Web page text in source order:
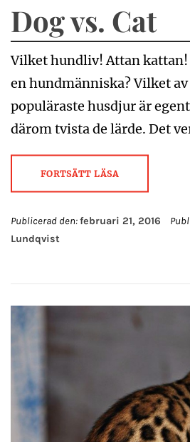
Dog vs. Cat
Vilket hundliv! Attan kattan!
en hundmänniska? Vilket
populäraste husdjur är
därom tvista de lärde. Det
FORTSÄTT LÄSA
Publicerad den:februari 21, 2016
Lundqvist